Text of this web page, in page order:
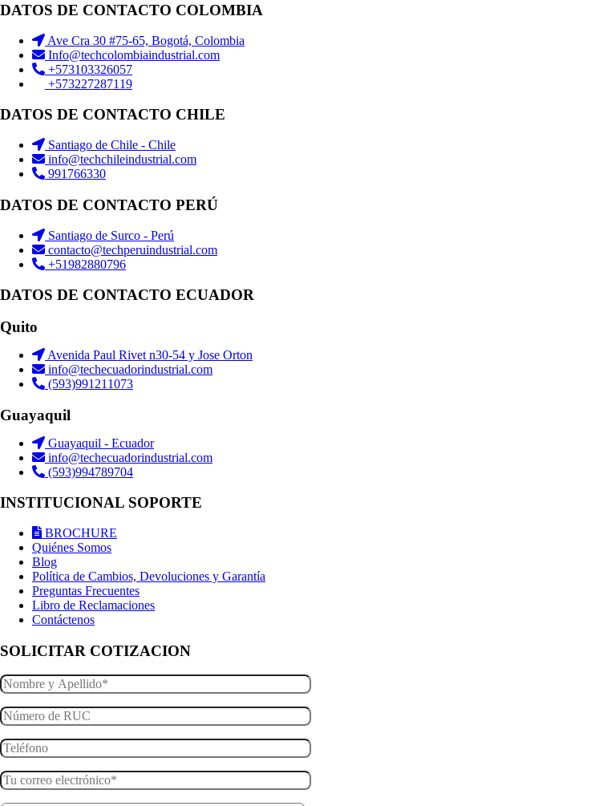
DATOS DE CONTACTO COLOMBIA
Ave Cra 30 #75-65, Bogotá, Colombia
Info@techcolombiaindustrial.com
+573103326057
+573227287119
DATOS DE CONTACTO CHILE
Santiago de Chile - Chile
info@techchileindustrial.com
991766330
DATOS DE CONTACTO PERÚ
Santiago de Surco - Perú
contacto@techperuindustrial.com
+51982880796
DATOS DE CONTACTO ECUADOR
Quito
Avenida Paul Rivet n30-54 y Jose Orton
info@techecuadorindustrial.com
(593)991211073
Guayaquil
Guayaquil - Ecuador
info@techecuadorindustrial.com
(593)994789704
INSTITUCIONAL SOPORTE
BROCHURE
Quiénes Somos
Blog
Política de Cambios, Devoluciones y Garantía
Preguntas Frecuentes
Libro de Reclamaciones
Contáctenos
SOLICITAR COTIZACION